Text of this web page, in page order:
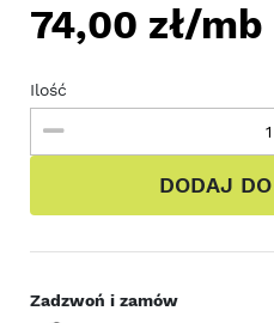
74,00 zł/mb
Ilość
DODAJ
Zadzwoń i zamów